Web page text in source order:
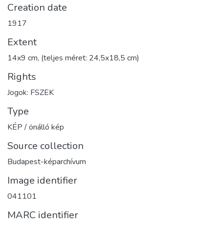
Creation date
1917
Extent
14x9 cm, (teljes méret: 24,5x18,5 cm)
Rights
Jogok: FSZEK
Type
KÉP / önálló kép
Source collection
Budapest-képarchívum
Image identifier
041101
MARC identifier